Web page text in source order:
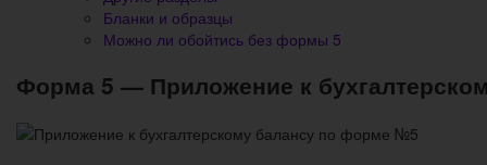
Бланки и образцы
Можно ли обойтись без формы 5
Форма 5 — Приложение к